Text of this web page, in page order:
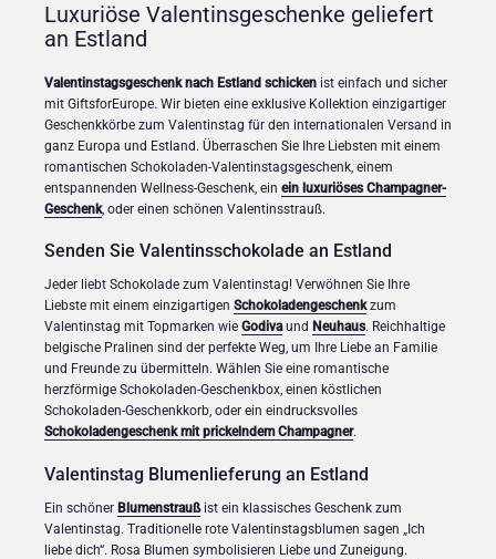
Luxuriöse Valentinsgeschenke geliefert
an Estland
Valentinstagsgeschenk nach Estland schicken ist einfach und sicher
mit GiftsforEurope. Wir bieten eine exklusive Kollektion einzigartiger
Geschenkkörbe zum Valentinstag für den internationalen Versand in
ganz Europa und Estland. Überraschen Sie Ihre Liebsten mit einem
romantischen Schokoladen-Valentinstagsgeschenk, einem
entspannenden Wellness-Geschenk, ein ein luxuriöses Champagner-
Geschenk, oder einen schönen Valentinsstrauß.
Senden Sie Valentinsschokolade an Estland
Jeder liebt Schokolade zum Valentinstag! Verwöhnen Sie Ihre
Liebste mit einem einzigartigen Schokoladengeschenkzum
Valentinstag mit Topmarken wie Godivaund Neuhaus. Reichhaltige
belgische Pralinen sind der perfekte Weg, um Ihre Liebe an Familie
und Freunde zu übermitteln. Wählen Sie eine romantische
herzförmige Schokoladen-Geschenkbox, einen köstlichen
Schokoladen-Geschenkkorb, oder ein eindrucksvolles
Schokoladengeschenk mit prickelndem Champagner.
Valentinstag Blumenlieferung an Estland
Ein schöner Blumenstraußist ein klassisches Geschenk zum
Valentinstag. Traditionelle rote Valentinstagsblumen sagen „Ich
liebe dich“. Rosa Blumen symbolisieren Liebe und Zuneigung.